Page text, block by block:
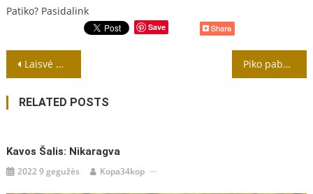
Patiko? Pasidalink
Save
Navigacija
tarp
įrašų
Laisvė mokytis be apribojimų Piko pabaigos taisyklė: kaip jūsų emocijos formuoja prisiminimus
RELATED POSTS
Kavos Šalis: Nikaragva
2022 9 gegužės Kopa34kop